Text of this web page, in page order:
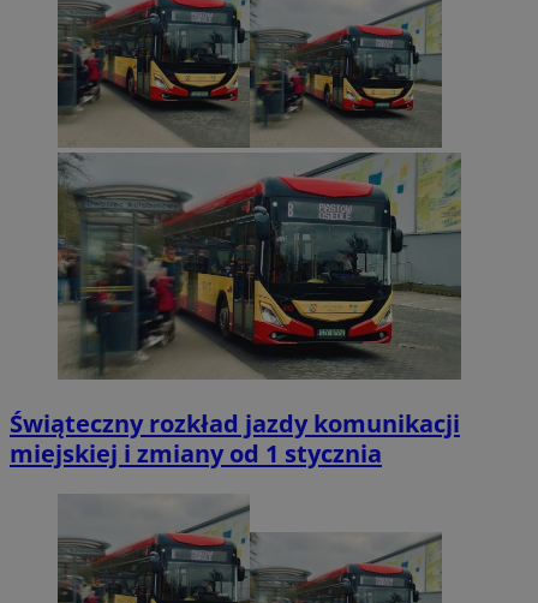
Świąteczny rozkład jazdy komunikacji
miejskiej i zmiany od 1 stycznia